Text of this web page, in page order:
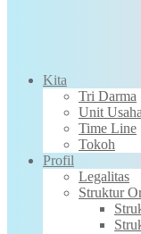
Kita
Tri Darma
Unit Usaha
Time Line
Tokoh
Profil
Legalitas
Struktur